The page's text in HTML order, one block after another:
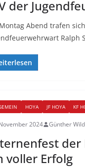
der
Abend trafen
Ralph
HOYA JF HOYA KF
2024 Günther
voller Erfolg